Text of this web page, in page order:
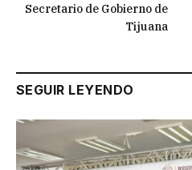
Secretario de Gobierno de
Tijuana
SEGUIR LEYENDO